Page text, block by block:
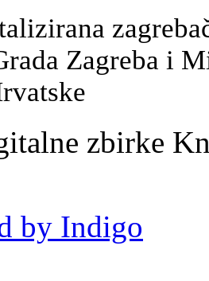
Zagreba i
zbirke
by Indigo